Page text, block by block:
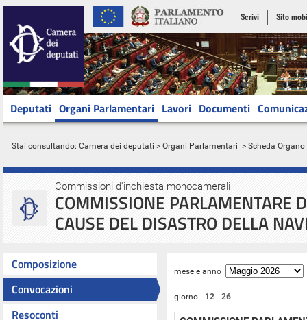
Scrivi Sito
Deputati Organi Parlamentari Lavori Documenti
Stai consultando: Camera dei deputati > Organi Parlamentari > Scheda Organo
Commissioni d'inchiesta monocamerali
COMMISSIONE PARLAMENTARE
CAUSE DEL DISASTRO DELLA
Composizione
Convocazioni
Resoconti
mese e anno
giorno 12 26